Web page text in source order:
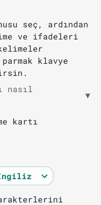
seç, ardından
ve ifadeleri
klavye
▼
kartı